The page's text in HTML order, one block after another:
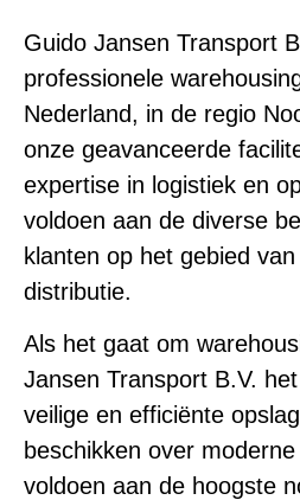
Guido Jansen Transport
professionele
Nederland, in de regio
onze geavanceerde
expertise in logistiek en
voldoen aan de diverse
klanten op het gebied
distributie.
Als het gaat om
Jansen Transport B.V.
veilige en efficiënte
beschikken over
voldoen aan de hoogste